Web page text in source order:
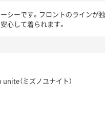
シーです。フロントのラインが
心して着られます。
（ミズノユナイト）